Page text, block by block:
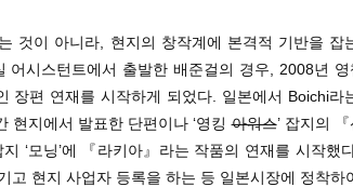
것이 아니라, 현지의 창작계에 본격적 기반을 잡
어시스턴트에서 출발한 배준걸의 경우, 2008년 영
장편 연재를 시작하게 되었다. 일본에서 Boichi라
현지에서 발표한 단편이나 ‘영킹아워스’ 잡지의 『
‘모닝’에 『라키아』라는 작품의 연재를 시작했
고 현지 사업자 등록을 하는 등 일본시장에 정착하